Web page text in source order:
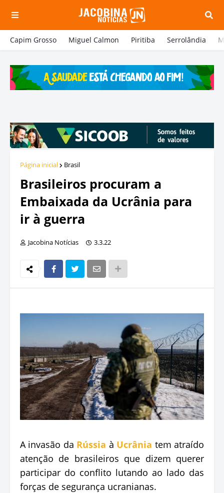
Capim Grosso Miguel Calmon Piritiba Serrolândia
Página inicial Brasil
Brasileiros procuram a
Embaixada da Ucrânia para
ir à guerra
Jacobina Notícias 3.3.22
A invasão da Rússia à Ucrânia tem atraído
atenção de brasileiros que dizem querer
participar do conflito lutando ao lado das
forças de segurança ucranianas.⁠